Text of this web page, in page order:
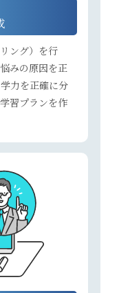
ング）を行
みの原因を正
力を正確に分
習プランを作